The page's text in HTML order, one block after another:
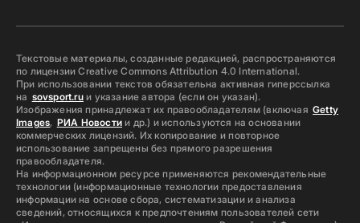
Текстовые материалы, созданные редакцией, распространяются
по лицензии Creative Commons Attribution 4.0 International.
При использовании текстов обязательна активная гиперссылка
на sovsport.ruи указание автора (если он указан).
Изображения принадлежат их правообладателям (включая Getty
Images, РИА Новостии др.) и используются на основании
коммерческих лицензий. Их копирование и повторное
использование запрещены без прямого разрешения
правообладателя.
На информационном ресурсе применяются рекомендательные
технологии (информационные технологии предоставления
информации на основе сбора, систематизации и анализа
сведений, относящихся к предпочтениям пользователей сети